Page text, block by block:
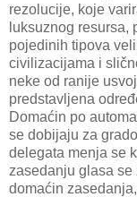
rezolucije, koje
luksuznog
pojedinih tipova
civilizacijama i
neke od ranije
predstavljena
Domaćin po
se dobijaju za
delegata menja se
zasedanju glasa
domaćin